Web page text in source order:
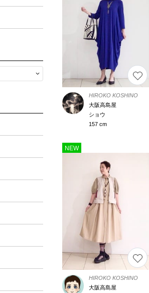
HIROKO KOSHINO
大阪高島屋
ショウ
157 cm
NEW
HIROKO KOSHINO
大阪高島屋